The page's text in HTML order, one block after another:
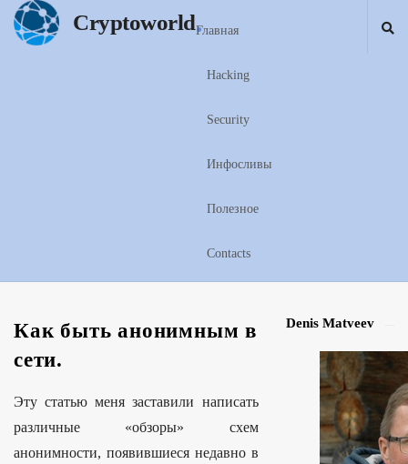
Cryptoworld.
Главная
Hacking
Security
Инфосливы
Полезное
Contacts
Как быть анонимным в
сети.
Эту статью меня заставили написать
различные «обзоры» схем
анонимности, появившиеся недавно в
S
Denis Matveev